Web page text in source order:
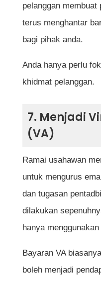
pelanggan
terus menghantar
bagi pihak anda.
Anda hanya perlu
khidmat pelanggan.
7. Menjadi
(VA)
Ramai usahawan
untuk mengurus
dan tugasan
dilakukan
hanya
Bayaran VA
boleh menjadi